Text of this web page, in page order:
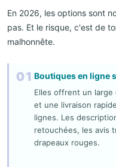
En 2026, les options sont
pas. Et le risque, c'est de
malhonnête.
01 Boutiques en ligne
Elles offrent un
et une livraison
lignes. Les
retouchées, les avis
drapeaux rouges.